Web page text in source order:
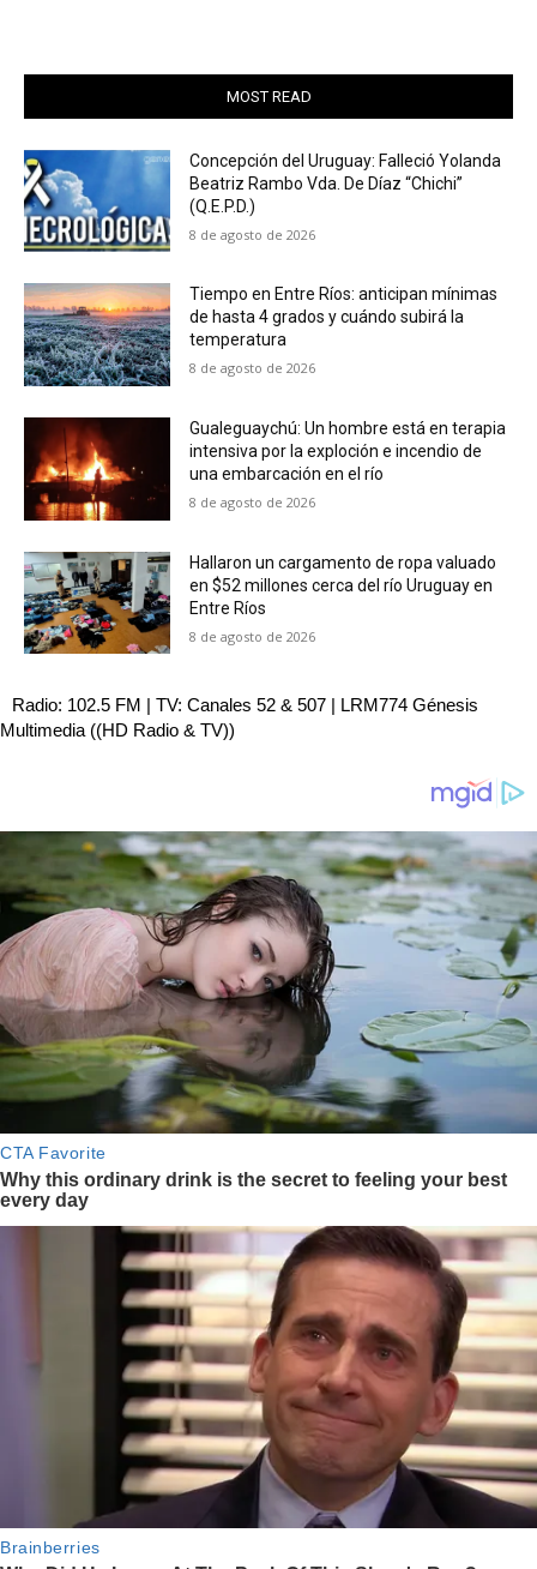
MOST READ
Concepción del Uruguay: Falleció Yolanda
Beatriz Rambo Vda. De Díaz “Chichi”
(Q.E.P.D.)
8 de agosto de 2026
Tiempo en Entre Ríos: anticipan mínimas
de hasta 4 grados y cuándo subirá la
temperatura
8 de agosto de 2026
Gualeguaychú: Un hombre está en terapia
intensiva por la exploción e incendio de
una embarcación en el río
8 de agosto de 2026
Hallaron un cargamento de ropa valuado
en $52 millones cerca del río Uruguay en
Entre Ríos
8 de agosto de 2026
Radio: 102.5 FM | TV: Canales 52 & 507 | LRM774 Génesis
Multimedia ((HD Radio & TV))